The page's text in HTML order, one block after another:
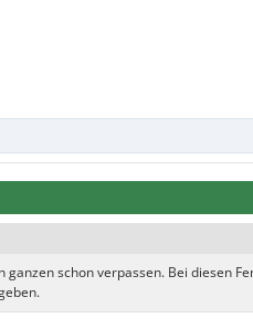
ganzen schon verpassen. Bei diesen